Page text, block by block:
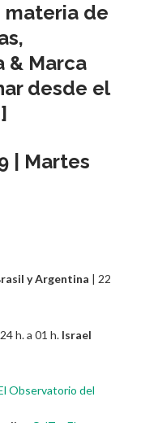
materia de
& Marca
desde el
| Martes
y Argentina | 22
h. a 01 h. Israel
Observatorio del